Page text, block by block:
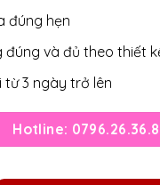
đúng hẹn
đúng và đủ theo thiết
từ 3 ngày trở lên
Hotline: